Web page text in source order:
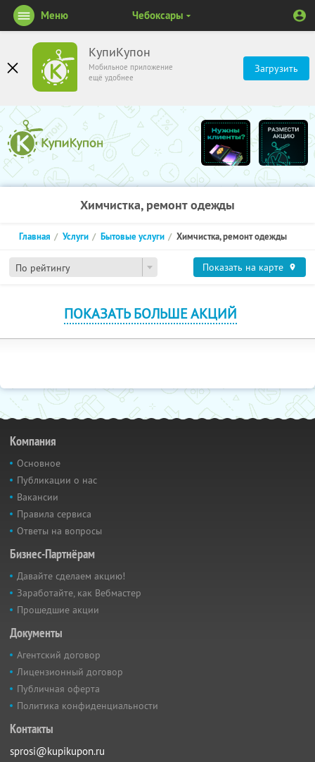
КупиКупон
Мобильное приложение
ещё удобнее
Загрузить
Меню Чебоксары
Химчистка, ремонт одежды
По рейтингу
Главная Услуги Бытовые услуги Химчистка, ремонт одежды
Показать на карте
ПОКАЗАТЬ БОЛЬШЕ АКЦИЙ
Компания
Основное
Публикации о нас
Вакансии
Правила сервиса
Ответы на вопросы
Бизнес-Партнёрам
Давайте сделаем акцию!
Заработайте, как Вебмастер
Прошедшие акции
Документы
Агентский договор
Лицензионный договор
Публичная оферта
Политика конфиденциальности
Контакты
sprosi@kupikupon.ru